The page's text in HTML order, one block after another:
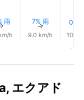
雨
h
7% 雨
↑
9.0 km/h
0.0
10.0
エクアド